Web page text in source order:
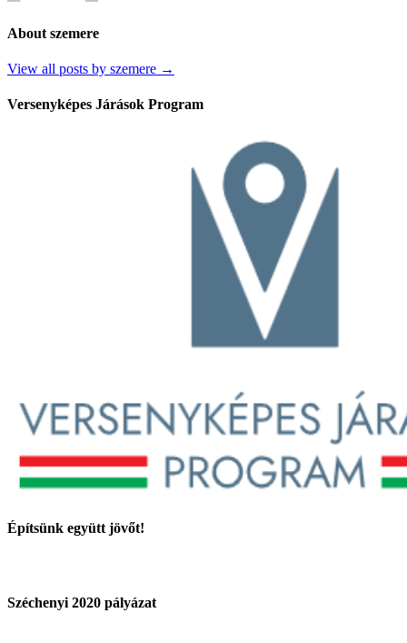
About szemere
View all posts by szemere →
Versenyképes Járások Program
Építsünk együtt jövőt!
Széchenyi 2020 pályázat